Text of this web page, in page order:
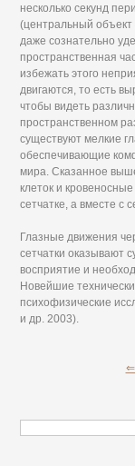
несколько секунд
(центральный объект
даже сознательно
пространственная
избежать этого
двигаются, то есть
чтобы видеть
пространственном
существуют мелкие
обеспечивающие
мира. Сказанное
клеток и
сетчатке, а вместе с
Глазные движения
сетчатки оказывают
восприятие и
Новейшие
психофизические
и др. 2003).
⇐